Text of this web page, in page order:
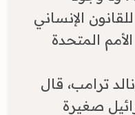
الإنساني
المتحدة
ترامب، قال
صغيرة